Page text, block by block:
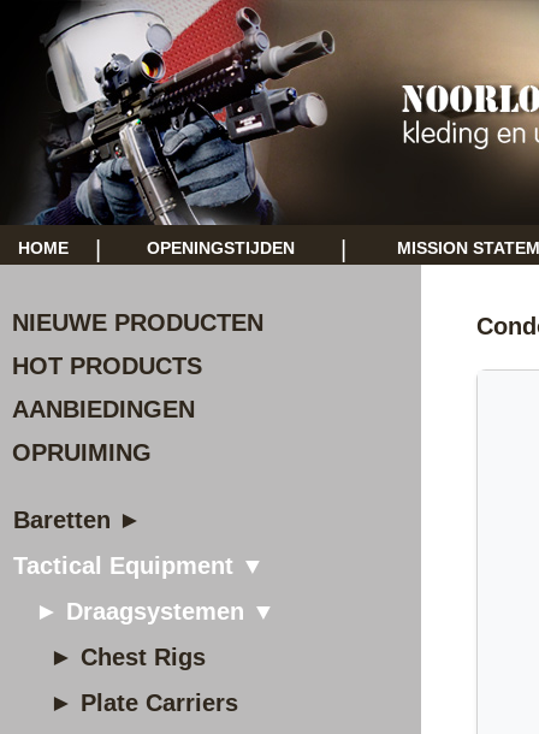
HOME OPENINGSTIJDEN MISSION
NIEUWE PRODUCTEN
HOT PRODUCTS
AANBIEDINGEN
OPRUIMING
Baretten ►
Tactical Equipment ▼
► Draagsystemen ▼
► Chest Rigs
► Plate Carriers